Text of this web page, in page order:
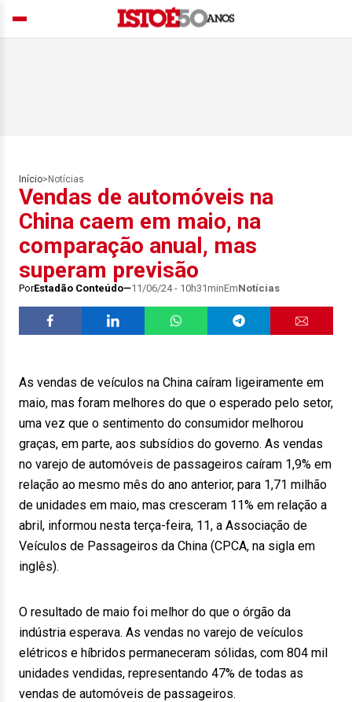
Início> Notícias
Vendas de automóveis na
China caem em maio, na
comparação anual, mas
superam previsão
PorEstadão Conteúdo 11/06/24 - 10h31minEmNotícias
As vendas de veículos na China caíram ligeiramente em
maio, mas foram melhores do que o esperado pelo setor,
uma vez que o sentimento do consumidor melhorou
graças, em parte, aos subsídios do governo. As vendas
no varejo de automóveis de passageiros caíram 1,9% em
relação ao mesmo mês do ano anterior, para 1,71 milhão
de unidades em maio, mas cresceram 11% em relação a
abril, informou nesta terça-feira, 11, a Associação de
Veículos de Passageiros da China (CPCA, na sigla em
inglês).
O resultado de maio foi melhor do que o órgão da
indústria esperava. As vendas no varejo de veículos
elétricos e híbridos permaneceram sólidas, com 804 mil
unidades vendidas, representando 47% de todas as
vendas de automóveis de passageiros.